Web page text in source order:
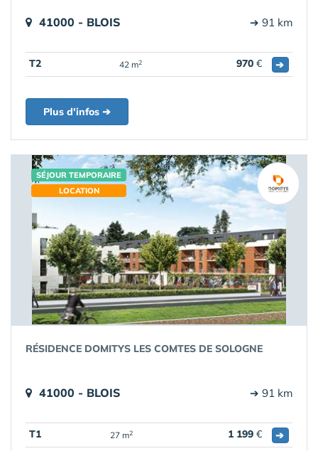
41000 - BLOIS ➔ 91 km
T2 42 m2 970 € ➔
Plus d'infos ➔
SÉJOUR TEMPORAIRE
LOCATION
RÉSIDENCE DOMITYS LES COMTES DE SOLOGNE
41000 - BLOIS ➔ 91 km
T1 27 m2 1 199 €
➔